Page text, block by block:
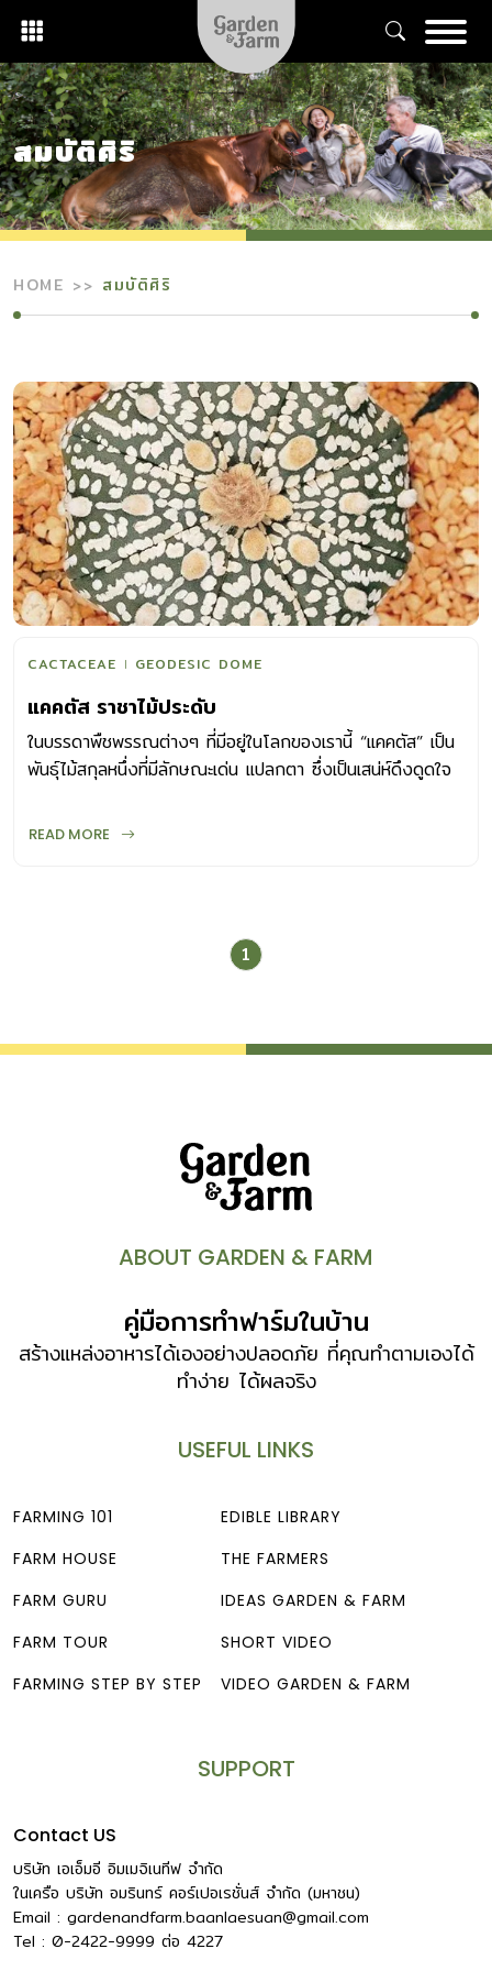
content
สมบัติศิริ
HOME สมบัติศิริ
CACTACEAE GEODESIC DOME
แคคตัส ราชาไม้ประดับ
ในบรรดาพืชพรรณต่างๆ ที่มีอยู่ในโลกของเรานี้ “แคคตัส” เป็น
พันธุ์ไม้สกุลหนึ่งที่มีลักษณะเด่น แปลกตา ซึ่งเป็นเสน่ห์ดึงดูดใจ
คตัส” ก็ยังเป็นราชาแห่งไม้ประดับที่มีผู้นิยมปลูกเลี้ยงจำนวนมาก
แคคตัสคืออะไร แคคตัสก็คือ ไม้อวบน้ำ (Succulent) ชนิดหนึ่ง
จัดอยู่ในวงศ์ CACTACEAE เป็นไม้ยืนต้นที่มีลักษณะพิเศษต่าง
ผึ้ง มีหนามแหลม หรือตุ่มหนามขนาดเล็ก ใหญ่ ต่างกันไป
แตกกิ่งก้านสาขา ผลิใบ ออกดอกติดผลเหมือนต้นไม้ทั่วไป ต่อ
มาเมื่อสภาพแวดล้อมของโลกเปลี่ยนแปลงเป็นแห้งแล้ง แคคตัส
จึงต้องปรับสภาพตัวเองให้ดำรงอยู่ได้ โดยพัฒนาโครงสร้าง
ไม่หยั่งลึกลงใต้ดินมากนัก เพื่อจับน้ำในอากาศได้ง่าย เปลี่ยนใบ
แคคตัสส่วนใหญ่มีถิ่นกำเนิดแถบทะเลทรายในทวีปอเมริกาใต้ มี
บางชนิดเติบโตได้ดีในป่าร้อนชื้น […]
READ MORE
1
ABOUT GARDEN & FARM
คู่มือการทำฟาร์มในบ้าน
สร้างแหล่งอาหารได้เองอย่างปลอดภัย ที่คุณทำตามเองได้
ทำง่าย ได้ผลจริง
USEFUL LINKS
FARMING 101
FARM HOUSE
FARM GURU
FARM TOUR
FARMING STEP BY STEP
EDIBLE LIBRARY
THE FARMERS
IDEAS GARDEN & FARM
SHORT VIDEO
VIDEO GARDEN & FARM
SUPPORT
Contact US
บริษัท เอเอ็มอี อิมเมจิเนทีฟ จำกัด
ในเครือ บริษัท อมรินทร์ คอร์เปอเรชั่นส์ จำกัด (มหาชน)
Email : gardenandfarm.baanlaesuan@gmail.com
Tel : 0-2422-9999 ต่อ 4227